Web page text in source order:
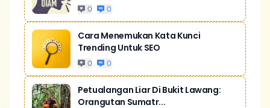
0 0
Cara Menemukan Kata Kunci
Trending Untuk SEO
0 0
Petualangan Liar Di Bukit Lawang:
Orangutan Sumatr...